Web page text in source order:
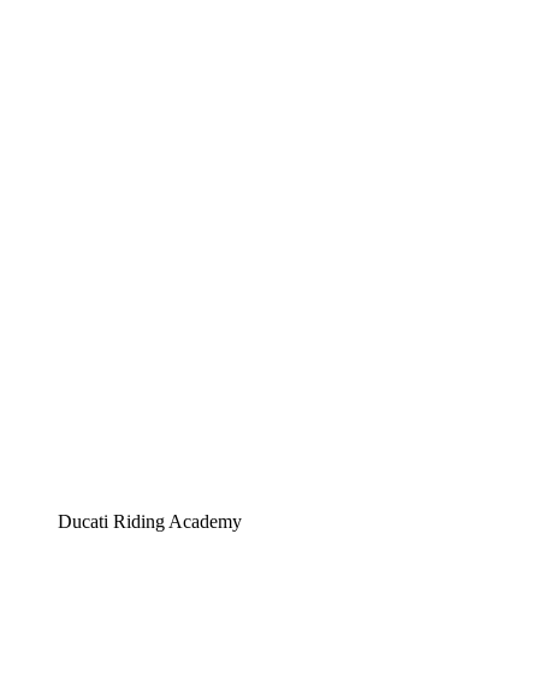
Ducati Riding Academy